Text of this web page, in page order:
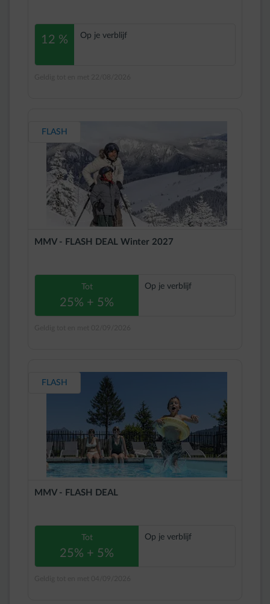
12 % Op je verblijf
FLASH
MMV - FLASH DEAL Winter 2027
Tot
25% + 5%
Op je verblijf
FLASH
MMV - FLASH DEAL
Tot
25% + 5%
Op je verblijf